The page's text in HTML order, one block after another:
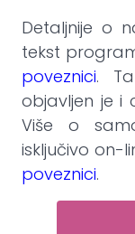
Detaljnije o
tekst
poveznici.
objavljen je i
Više o
isključivo on-
poveznici.